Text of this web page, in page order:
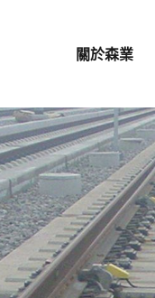
關於森業